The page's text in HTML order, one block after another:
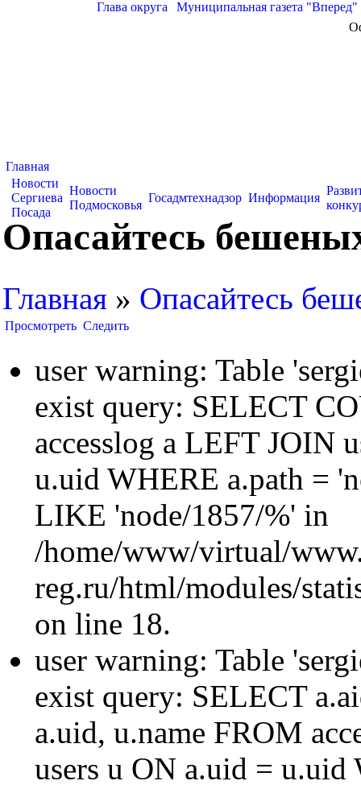
Глава округа Муниципальная газета "Вперед"
Главная
Новости
Сергиева
Посада
Новости
Подмосковья
Госадмтехнадзор Информация
Опасайтесь
Главная » Опасайтесь
Просмотреть Следить
user warning: Table
exist query: SELECT
accesslog a LEFT JOIN
u.uid WHERE a.path =
LIKE 'node/1857/%' in
/home/www/virtual/
reg.ru/html/modules/
on line 18.
user warning: Table
exist query: SELECT
a.uid, u.name FROM
users u ON a.uid = u.uid